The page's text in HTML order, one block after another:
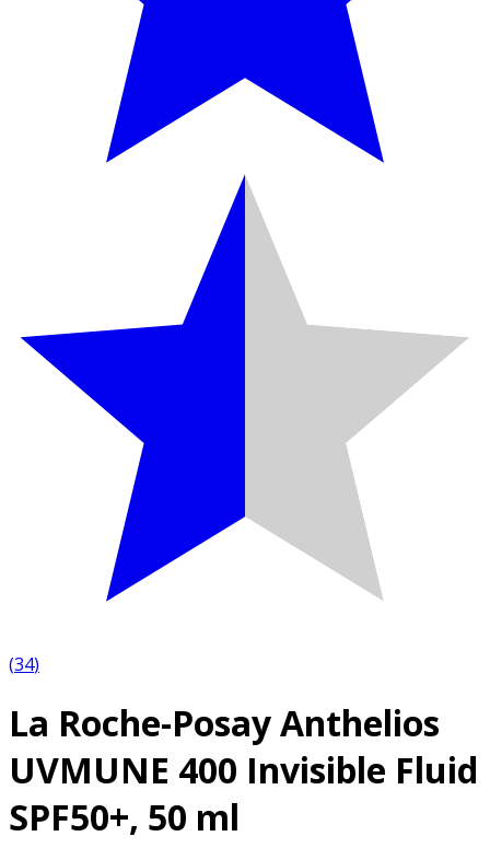
(34)
La Roche-Posay Anthelios
UVMUNE 400 Invisible Fluid
SPF50+, 50 ml